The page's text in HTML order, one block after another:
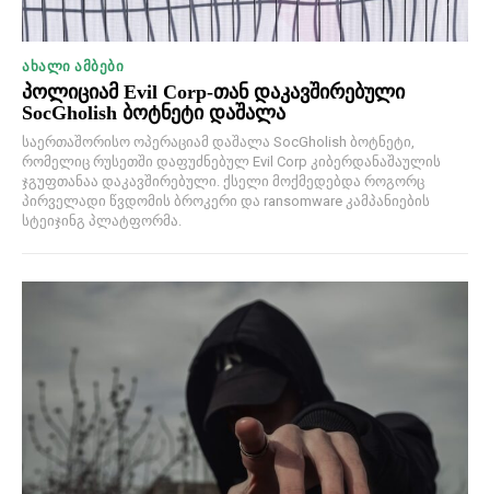
ᲐᲮᲐᲚᲘ ᲐᲛᲑᲔᲑᲘ
პოლიციამ Evil Corp-თან დაკავშირებული
SocGholish ბოტნეტი დაშალა
საერთაშორისო ოპერაციამ დაშალა SocGholish ბოტნეტი,
რომელიც რუსეთში დაფუძნებულ Evil Corp კიბერდანაშაულის
ჯგუფთანაა დაკავშირებული. ქსელი მოქმედებდა როგორც
პირველადი წვდომის ბროკერი და ransomware კამპანიების
სტეიჯინგ პლატფორმა.